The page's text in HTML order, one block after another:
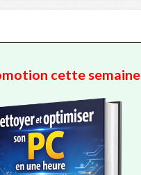
cette semaine